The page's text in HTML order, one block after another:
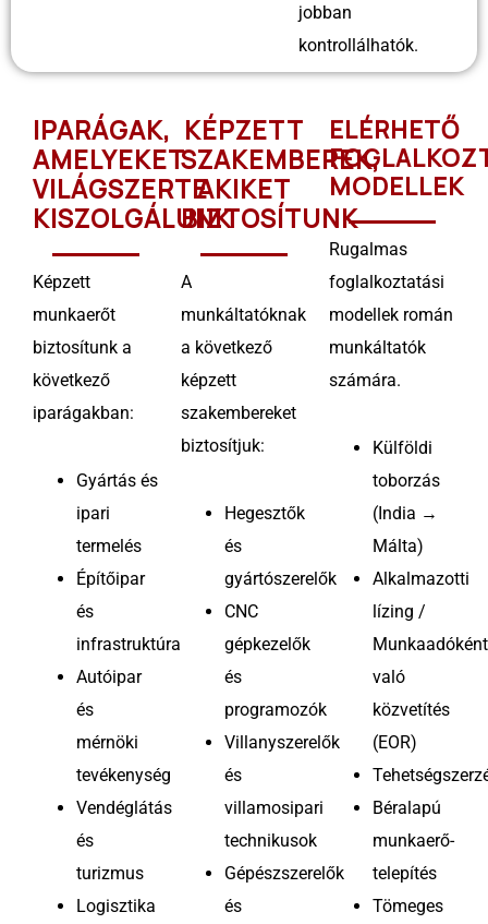
jobban
kontrollálhatók.
IPARÁGAK,
AMELYEKET
VILÁGSZERTE
KISZOLGÁLUNK
Képzett
munkaerőt
biztosítunk a
következő
iparágakban:
Gyártás és
ipari
termelés
Építőipar
és
infrastruktúra
Autóipar
és
mérnöki
tevékenység
Vendéglátás
és
turizmus
Logisztika
KÉPZETT
SZAKEMBEREK,
AKIKET
BIZTOSÍTUNK
A
munkáltatóknak
a következő
képzett
szakembereket
biztosítjuk:
Hegesztők
és
gyártószerelők
CNC
gépkezelők
és
programozók
Villanyszerelők
és
villamosipari
technikusok
Gépészszerelők
és
ELÉRHETŐ
MODELLEK
Rugalmas
foglalkoztatási
modellek román
munkáltatók
számára.
Külföldi
toborzás
(India →
Málta)
Alkalmazotti
lízing /
Munkaadóként
való
közvetítés
(EOR)
Béralapú
munkaerő-
telepítés
Tömeges